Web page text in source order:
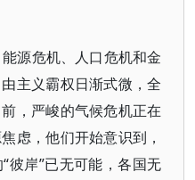
源危机、人口危机和金
主义霸权日渐式微，全
，严峻的气候危机正在
虑，他们开始意识到，
彼岸”已无可能，各国无